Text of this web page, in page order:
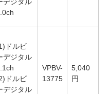
ドルビ
デジタル
ドルビ
デジタル
VPBV-
13775
5,040
円